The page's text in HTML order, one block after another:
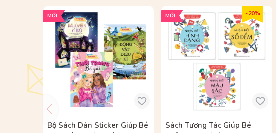
va-ni từ Madagascar và đường từ Nam Mỹ. Nhờ có máy
liệu không thể thiếu để làm ra sô-cô-la. Gạo trắng và trà
kudzu có nguồn gốc từ Nhật Bản đã lan tràn khắp vùng
khí nâng giúp chim và các vật thể nhẹ như diều bay lên
nhựa do côn trùng tiết ra để bảo vệ ấu trùng. Trẻ sẽ
mưa Amazon giữ vai trò sống còn với khí hậu, hay chỉ
Trẻsẽtheo ch ác lo y quen thuộc như chuối, dứa,
các châu lục nhờ thương mại và hàng hải. Song song đó
MỚI
Bộ Sách Dán Sticker Giúp Bé
- 20%
MỚI
Sách Tương Tác Giúp Bé